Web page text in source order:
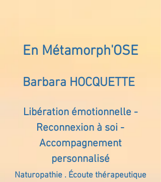
En Métamorph'OSE
Barbara HOCQUETTE
Libération émotionnelle -
Reconnexion à soi -
Accompagnement
personnalisé
Naturopathie . Écoute thérapeutique